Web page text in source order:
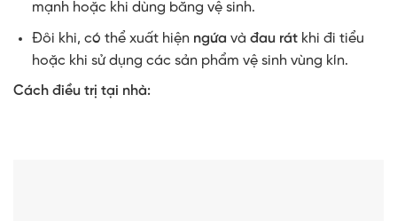
mạnh hoặc khi dùng băng vệ sinh.
Đôi khi, có thể xuất hiện ngứa và đau rátkhi đi tiểu
hoặc khi sử dụng các sản phẩm vệ sinh vùng kín.
Cách điều trị tại nhà: